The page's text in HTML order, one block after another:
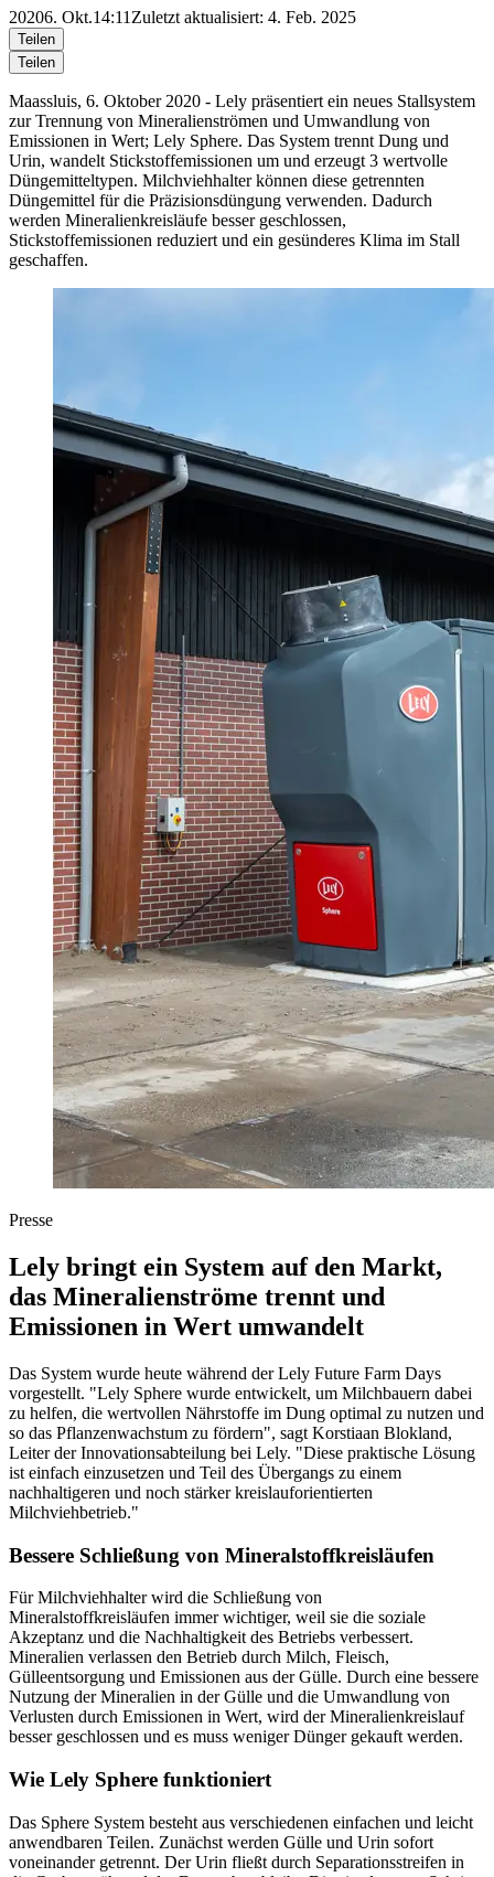
20206. Okt.14:11 Zuletzt aktualisiert: 4. Feb. 2025
Teilen
Teilen
Maassluis, 6. Oktober 2020 - Lely präsentiert ein neues Stallsystem
zur Trennung von Mineralienströmen und Umwandlung von
Emissionen in Wert; Lely Sphere. Das System trennt Dung und
Urin, wandelt Stickstoffemissionen um und erzeugt 3 wertvolle
Düngemitteltypen. Milchviehhalter können diese getrennten
Düngemittel für die Präzisionsdüngung verwenden. Dadurch
werden Mineralienkreisläufe besser geschlossen,
Stickstoffemissionen reduziert und ein gesünderes Klima im Stall
geschaffen.
Presse
Lely bringt ein System auf den Markt,
das Mineralienströme trennt und
Emissionen in Wert umwandelt
Das System wurde heute während der Lely Future Farm Days
vorgestellt. "Lely Sphere wurde entwickelt, um Milchbauern dabei
zu helfen, die wertvollen Nährstoffe im Dung optimal zu nutzen und
so das Pflanzenwachstum zu fördern", sagt Korstiaan Blokland,
Leiter der Innovationsabteilung bei Lely. "Diese praktische Lösung
ist einfach einzusetzen und Teil des Übergangs zu einem
nachhaltigeren und noch stärker kreislauforientierten
Milchviehbetrieb."
Bessere Schließung von Mineralstoffkreisläufen
Für Milchviehhalter wird die Schließung von
Mineralstoffkreisläufen immer wichtiger, weil sie die soziale
Akzeptanz und die Nachhaltigkeit des Betriebs verbessert.
Mineralien verlassen den Betrieb durch Milch, Fleisch,
Gülleentsorgung und Emissionen aus der Gülle. Durch eine bessere
Nutzung der Mineralien in der Gülle und die Umwandlung von
Verlusten durch Emissionen in Wert, wird der Mineralienkreislauf
besser geschlossen und es muss weniger Dünger gekauft werden.
Wie Lely Sphere funktioniert
Das Sphere System besteht aus verschiedenen einfachen und leicht
anwendbaren Teilen. Zunächst werden Gülle und Urin sofort
voneinander getrennt. Der Urin fließt durch Separationsstreifen in